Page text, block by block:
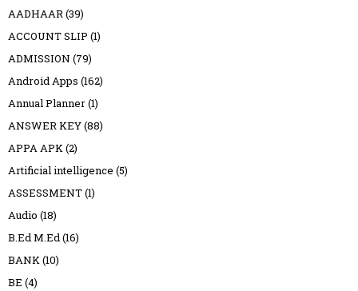
AADHAAR(39)
ACCOUNT SLIP (1)
ADMISSION (79)
Android Apps (162)
Annual Planner(1)
ANSWER KEY(88)
APPA APK(2)
Artificial intelligence (5)
ASSESSMENT(1)
Audio (18)
B.Ed M.Ed(16)
BANK(10)
BE (4)